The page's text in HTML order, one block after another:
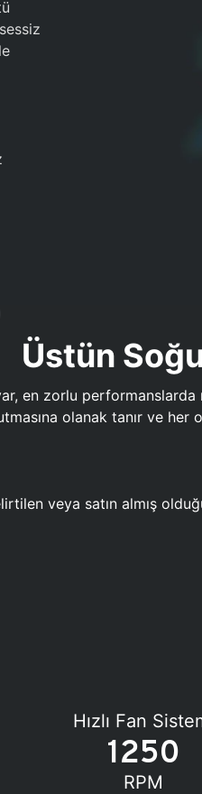
Üstün
en zorlu performanslarda
olanak tanır ve her
veya satın almış
Hızlı Fan
1250
RPM